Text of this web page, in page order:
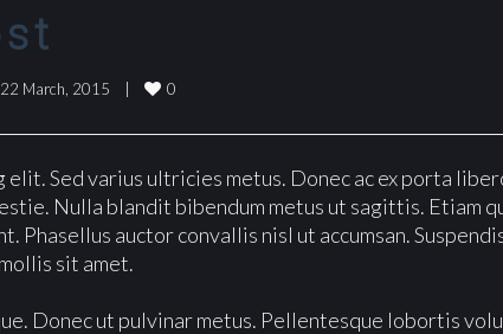
22 March, 2015 0
Sed varius ultricies metus. Donec ac ex porta
Nulla blandit bibendum metus ut sagittis. Etiam
auctor convallis nisl ut accumsan.
sit amet.
Donec ut pulvinar metus. Pellentesque lobortis